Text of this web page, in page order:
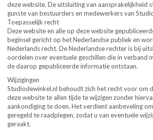
deze website. De uitsluiting van aansprakelijkheid
gunste van bestuurders en medewerkers van
Toepasselijk recht
Deze website en alle op deze website
beginsel gericht op het Nederlandse publiek en
Nederlands recht. De Nederlandse rechter is bij
oordelen over eventuele geschillen die in verband
de daarop gepubliceerde informatie ontstaan.
Wijzigingen
Studiodewinkel.nl behoudt zich het recht voor om
deze website te allen tijde te wijzigen zonder
aankondiging te doen. Het verdient aanbeveling
geregeld te raadplegen, zodat u van eventuele
geraakt.